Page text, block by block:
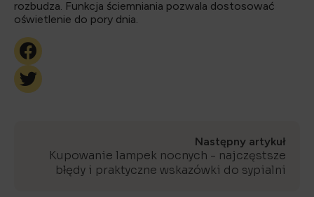
rozbudza. Funkcja ściemniania pozwala dostosować
oświetlenie do pory dnia.
Następny artykuł
Kupowanie lampek nocnych - najczęstsze
błędy i praktyczne wskazówki do sypialni